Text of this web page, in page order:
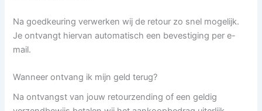
Na goedkeuring verwerken wij de retour zo snel mogelijk.
Je ontvangt hiervan automatisch een bevestiging per e-
mail.
Wanneer ontvang ik mijn geld terug?
Na ontvangst van jouw retourzending of een geldig